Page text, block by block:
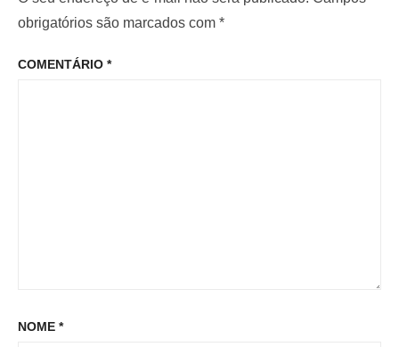
e
P
o
o
:
o
o
obrigatórios são marcados com *
COMENTÁRIO *
NOME *